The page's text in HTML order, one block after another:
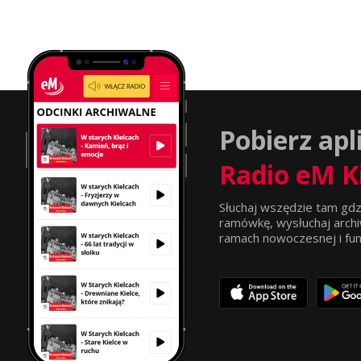
Pobierz
Radio eM
Słuchaj wszędzie tam
ramówkę, wysłuchaj
ramach nowoczesnej i